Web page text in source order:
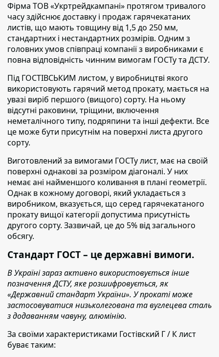
Фірма ТОВ «Укртрейдкампані» протягом тривалого
часу здійснює доставку і продаж гарячекатаних
листів, що мають товщину від 1,5 до 250 мм,
стандартних і нестандартних розмірів. Одним з
головних умов співпраці компанії з виробниками є
повна відповідність чинним вимогам ГОСТу та ДСТУ.
Під ГОСТІВСЬКИМ листом, у виробництві якого
використовують гарячий метод прокату, мається на
увазі виріб першого (вищого) сорту. На ньому
відсутні раковини, тріщини, включення
неметалічного типу, подряпини та інші дефекти. Все
це може бути присутнім на поверхні листа другого
сорту.
Виготовлений за вимогами ГОСТу лист, має на своїй
поверхні однакові за розміром діагоналі. У них
немає ані найменшого коливання в плані геометрії.
Однак в кожному договорі, який укладається з
виробником, вказується, що серед гарячекатаного
прокату вищої категорії допустима присутність
другого сорту. Зазвичай, це до 5% від загального
обсягу.
Стандарт ГОСТ – це державні вимоги.
В Україні зараз активно використовується інше
позначення ДСТУ, яке розшифровується, як
«Державний стандарт України». У прокаті може
застосовуватися низьколегована та вуглецева сталь
з додаванням чавуну, алюмінію.
За своїми характеристиками Гостівский Г / К лист
буває таким: